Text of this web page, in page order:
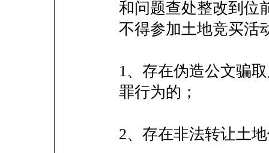
和问题查处整改到位
不得参加土地竞买活
1、存在伪造公文骗
罪行为的；
2、存在非法转让土